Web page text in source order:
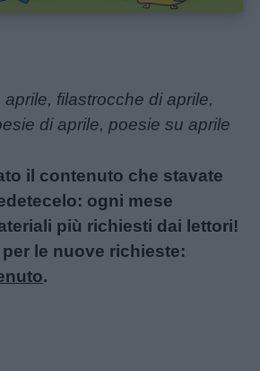
aprile, filastrocche di aprile,
di aprile, poesie su aprile
il contenuto che stavate
ogni mese
più richiesti dai lettori!
le nuove richieste:
.